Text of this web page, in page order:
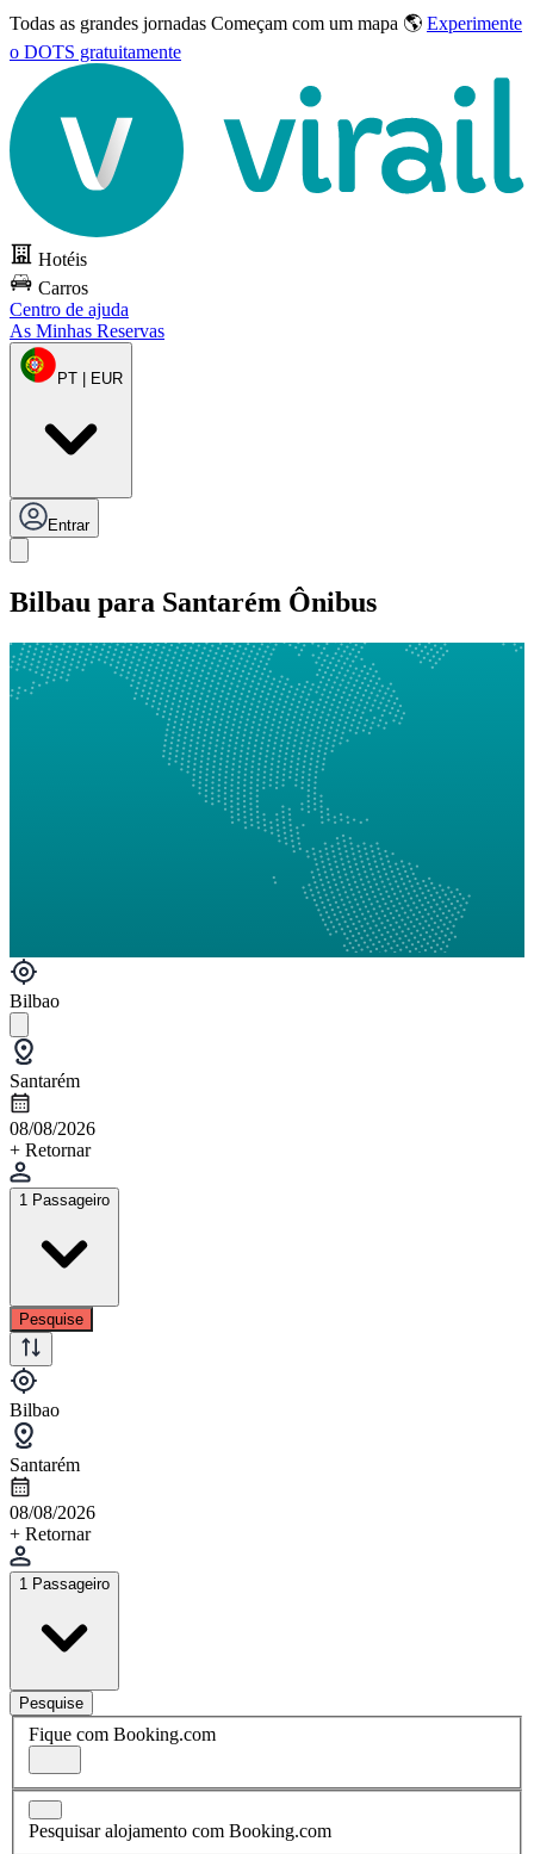
Todas as grandes jornadas Começam com um mapa 🌎 Experimente
o DOTS gratuitamente
Hotéis
Carros
Centro de ajuda
As Minhas Reservas
PT | EUR
Entrar
Bilbau para Santarém Ônibus
Bilbao
Santarém
08/08/2026
+ Retornar
1 Passageiro
Pesquise
Bilbao
Santarém
08/08/2026
+ Retornar
1 Passageiro
Pesquise
Fique com Booking.com
Pesquisar alojamento com Booking.com